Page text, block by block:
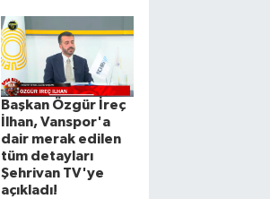
Başkan Özgür İreç
İlhan, Vanspor'a
dair merak edilen
tüm detayları
Şehrivan TV'ye
açıkladı!